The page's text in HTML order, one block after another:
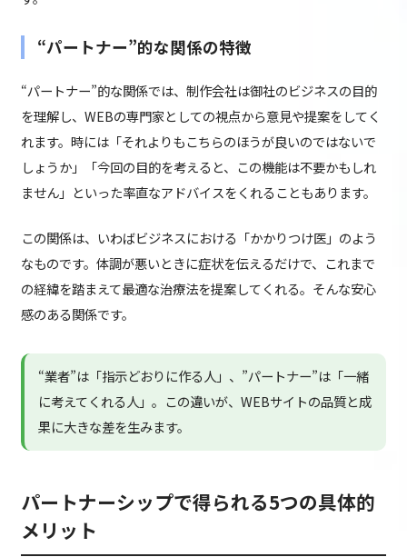
“パートナー”的な関係の特徴
“パートナー”的な関係では、制作会社は御社のビジネスの目的
を理解し、WEBの専門家としての視点から意見や提案をしてく
れます。時には「それよりもこちらのほうが良いのではないで
しょうか」「今回の目的を考えると、この機能は不要かもしれ
ません」といった率直なアドバイスをくれることもあります。
この関係は、いわばビジネスにおける「かかりつけ医」のよう
なものです。体調が悪いときに症状を伝えるだけで、これまで
の経緯を踏まえて最適な治療法を提案してくれる。そんな安心
感のある関係です。
“業者”は「指示どおりに作る人」、”パートナー”は「一緒
に考えてくれる人」。この違いが、WEBサイトの品質と成
果に大きな差を生みます。
パートナーシップで得られる5つの具体的
メリット